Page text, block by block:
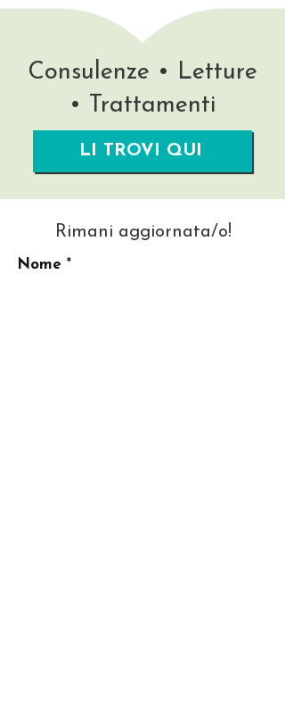
Consulenze • Letture
• Trattamenti
LI TROVI QUI
Rimani aggiornata/o!
Nome